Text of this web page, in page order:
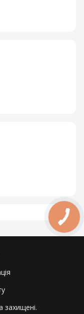
захищені.